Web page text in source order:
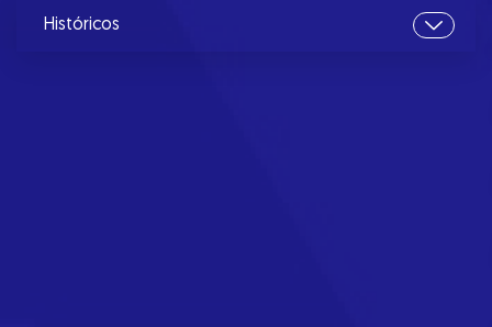
Históricos